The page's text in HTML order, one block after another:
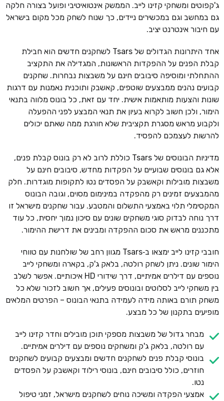
ג'קפוטים ומשחקי קזינו לייב. הממשק אינטואיטיבי ופועל בצורה חלקה
גם במחשב וגם במכשירים ניידים, כך שנוח לשחק מכל מקום בישראל
עם חיבור אינטרנט יציב.
אחד היתרונות הגדולים של Tsars לשחקנים חדשים הוא חבילת
קבלת הפנים על ההפקדות הראשונות, המגדילה את התקציב
ההתחלתי ומוסיפה סיבובים חינם על משבצות נבחרות. שחקנים
קבועים נהנים ממבצעים שוטפים, קאשבק ותוכנית נאמנות עם דרגות
שונות והצעות מותאמות אישית. יחד עם זאת, כל בונוס מלווה בתנאי
הימור, ולכן חשוב לקרוא בעיון את תנאי המבצע לפני ההפעלה
ולקבוע מראש מסגרת תקציבית שלא חורגת ממה שאתם יכולים
להרשות לעצמכם להפסיד.
מדיניות הבונוסים של Tsars כוללת לרוב לא רק בונוס קבלת פנים,
אלא גם בונוסים שבועיים על הפקדות מחדש, סיבובים חינם על
משבצות מובילות וקאשבק על הפסדים נטו לתקופות מוגדרות. חלק
מהמבצעים זמינים רק מהפקדה במינימום מסוים, וגובה הבונוס
המקסימלי תלוי באמצעי התשלום והמטבע. עבור שחקנים מישראל זו
דרך נוחה לבדוק סוגי משחקים שונים עם סיכון נמוך יחסית, כל עוד
מתכננים מראש את סכום ההפקדה ומבינים את דרישת ההימור.
חובבי קזינו לייב ימצאו ב‑Tsars מגוון רחב של שולחנות עם טווחי
הימור שונים. ניתן לשחק רולטה, בלאק ג'ק, בקארה ומשחקי לייב
נוספים עם דילרים אמיתיים, דרך שידורי HD איכותיים. אפשר לשלב
בין משחקי לייב לסלוטים ובונוסים פעילים, אך חשוב לזכור שלא כל
משחק תורם באותה מידה לעמידה בתנאי הבונוס – הפרטים המלאים
מופיעים בתקנון של כל מבצע.
מבחר גדול של משבצות מספקי תוכן מובילים וחדר קזינו לייב
עם רולטה, בלאק ג'ק ומשחקים נוספים עם דילרים אמיתיים.
בונוסי קבלת פנים לשחקנים חדשים ומבצעים קבועים לשחקנים
חוזרים, כולל סיבובים חינם, בונוסי רילוד וקאשבק על הפסדים
נטו.
אמצעי הפקדה ומשיכה נוחים לשחקנים מישראל, זמני טיפול